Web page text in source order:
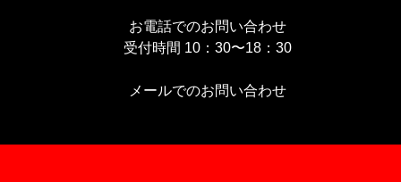
お電話でのお問い合わせ
受付時間 10：30〜18：30
メールでのお問い合わせ